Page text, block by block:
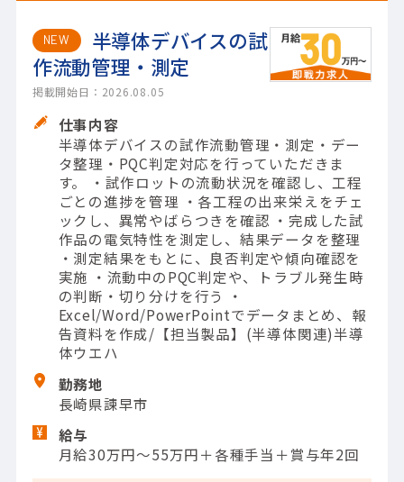
NEW
半導体デバイスの試
作流動管理・測定
掲載開始日：2026.08.05
仕事内容
半導体デバイスの試作流動管理・測定・デー
タ整理・PQC判定対応を行っていただきま
す。 ・試作ロットの流動状況を確認し、工程
ごとの進捗を管理 ・各工程の出来栄えをチェ
ックし、異常やばらつきを確認 ・完成した試
作品の電気特性を測定し、結果データを整理
・測定結果をもとに、良否判定や傾向確認を
実施 ・流動中のPQC判定や、トラブル発生時
の判断・切り分けを行う ・
Excel/Word/PowerPointでデータまとめ、報
告資料を作成/【担当製品】(半導体関連)半導
体ウエハ
勤務地
長崎県諫早市
給与
月給30万円～55万円＋各種手当＋賞与年2回